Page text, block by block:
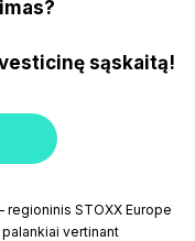
sąskaitą!
regioninis STOXX Europe
vertinant